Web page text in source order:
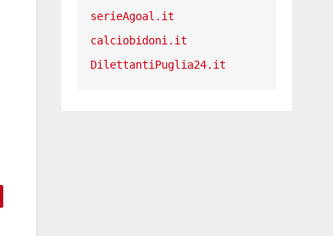
serieAgoal.it
calciobidoni.it
DilettantiPuglia24.it